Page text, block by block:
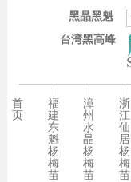
台湾黑高峰
黑晶黑魁
首
页
福
建
东
魁
杨
梅
苗
漳
州
水
晶
杨
梅
苗
浙
江
仙
居
杨
梅
苗